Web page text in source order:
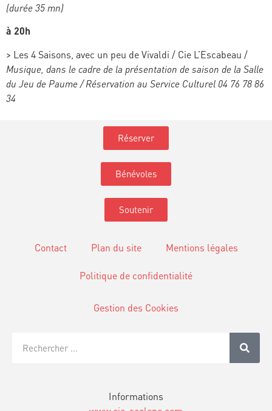
(durée 35 mn)
à 20h
> Les 4 Saisons, avec un peu de Vivaldi / Cie L’Escabeau /
Musique, dans le cadre de la présentation de saison de la Salle
du Jeu de Paume /Réservation au Service Culturel 04 76 78 86
34
Réserver
Bénévoles
Soutenir
Contact Plan du site Mentions légales
Politique de confidentialité
Gestion des Cookies
Informations